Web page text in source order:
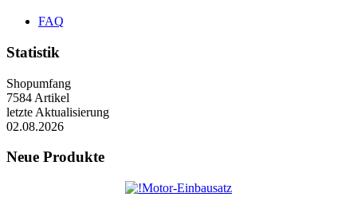
FAQ
Statistik
Shopumfang
7584 Artikel
letzte Aktualisierung
02.08.2026
Neue Produkte